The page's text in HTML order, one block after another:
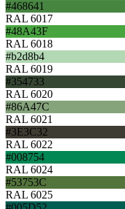
#468641
RAL 6017
#48A43F
RAL 6018
#b2d8b4
RAL 6019
#354733
RAL 6020
#86A47C
RAL 6021
#3E3C32
RAL 6022
#008754
RAL 6024
#53753C
RAL 6025